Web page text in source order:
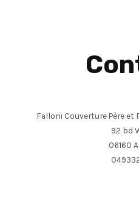
Falloni Couverture Père et
92 bd
06160